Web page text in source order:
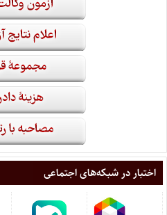
اختبار در شبکه‌های اجتماعی